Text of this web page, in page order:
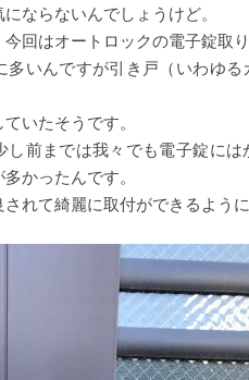
ならないんでしょうけど。
回はオートロックの電子錠取
多いんですが引き戸（いわゆ
いたそうです。
し前までは我々でも電子錠に
かったんです。
れて綺麗に取付ができるように